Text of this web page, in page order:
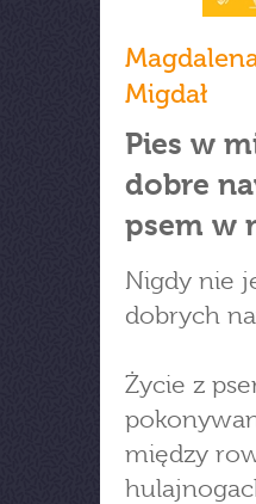
Migdał
Pies w
dobre
psem w
Nigdy nie
dobrych
Życie z
między